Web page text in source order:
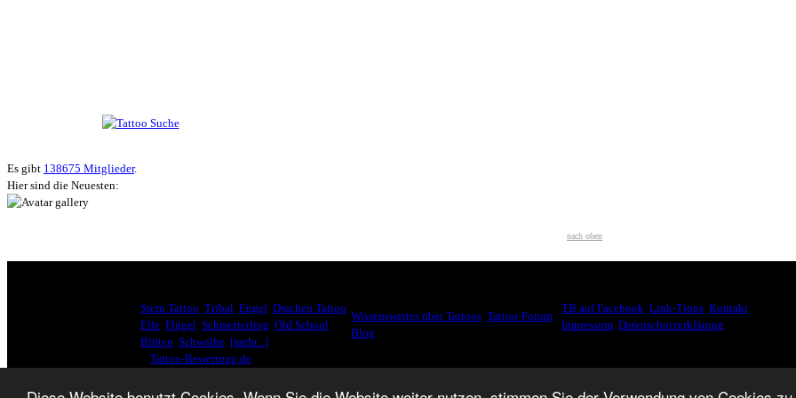
Es gibt 138675 Mitglieder.
Hier sind die Neuesten:
nach oben
Stern Tattoo Tribal Engel Drachen Tattoo
Elfe Flügel Schmetterling Old School
Blüten Schwalbe [mehr...]
Wissenswertes über Tattoos Tattoo-Forum
Blog
TB auf Facebook Link-Tipps Kontakt
Impressum Datenschutzerklärung
Tattoo-Bewertung.de